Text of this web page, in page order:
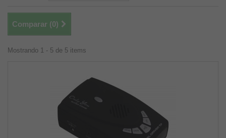
Comparar (0)
Mostrando 1 - 5 de 5 items